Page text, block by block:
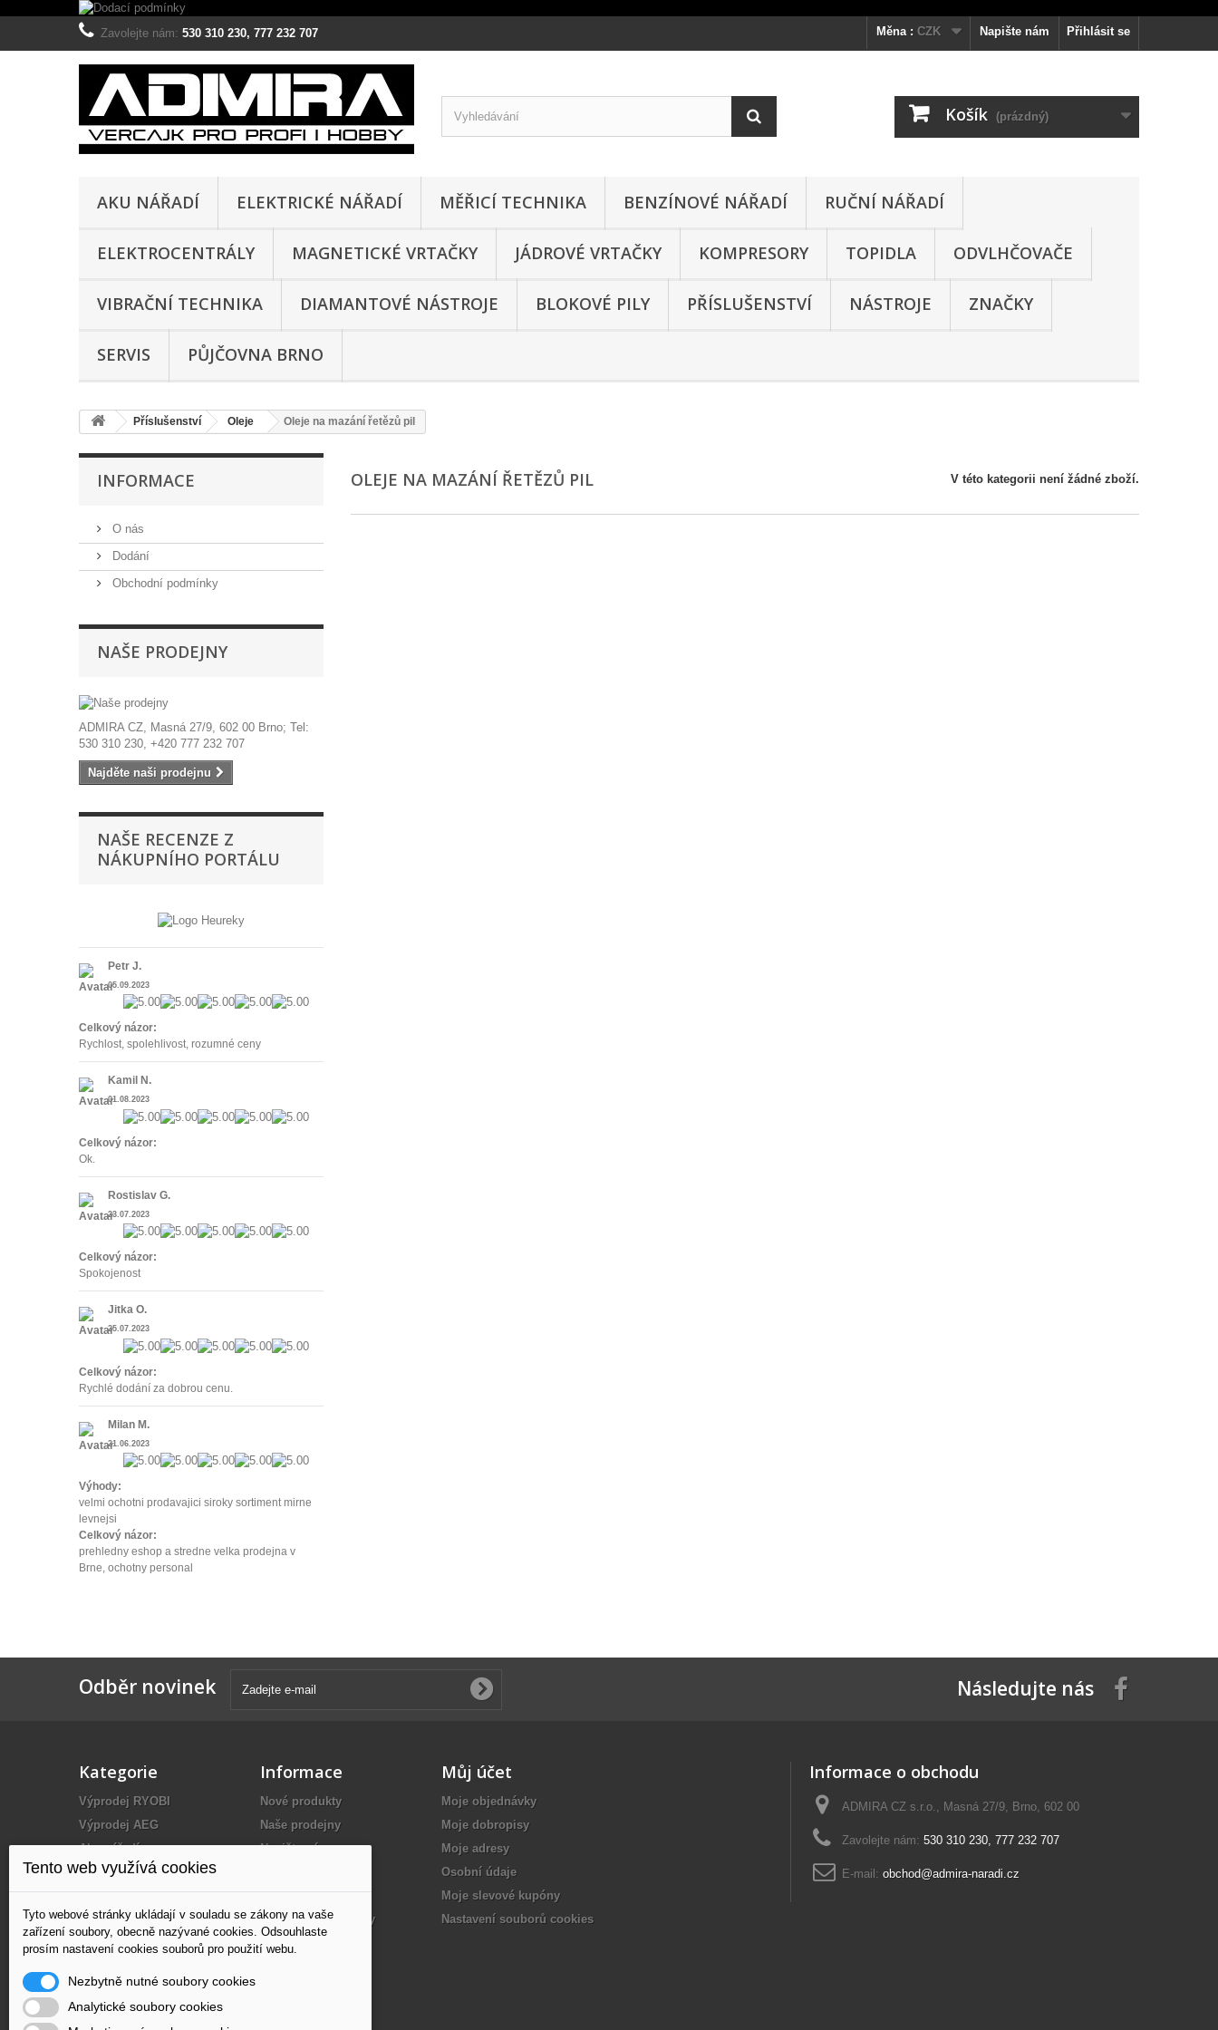
Přihlásit se
Napište nám
Zavolejte nám: 530 310 230, 777 232 707 Měna : CZK
Košík (prázdný)
AKU NÁŘADÍ ELEKTRICKÉ NÁŘADÍ MĚŘICÍ TECHNIKA BENZÍNOVÉ NÁŘADÍ RUČNÍ NÁŘADÍ
ELEKTROCENTRÁLY MAGNETICKÉ VRTAČKY JÁDROVÉ VRTAČKY KOMPRESORY TOPIDLA ODVLHČOVAČE
VIBRAČNÍ TECHNIKA DIAMANTOVÉ NÁSTROJE BLOKOVÉ PILY PŘÍSLUŠENSTVÍ NÁSTROJE ZNAČKY
SERVIS PŮJČOVNA BRNO
Příslušenství Oleje Oleje na mazání řetězů pil
INFORMACE
O nás
Dodání
Obchodní podmínky
NAŠE PRODEJNY
ADMIRA CZ, Masná 27/9, 602 00 Brno; Tel:
530 310 230, +420 777 232 707
Najděte naši prodejnu
NAŠE RECENZE Z
NÁKUPNÍHO PORTÁLU
Petr J.
05.09.2023
Celkový názor:
Rychlost, spolehlivost, rozumné ceny
Kamil N.
01.08.2023
Celkový názor:
Ok.
Rostislav G.
23.07.2023
Celkový názor:
Spokojenost
Jitka O.
25.07.2023
Celkový názor:
Rychlé dodání za dobrou cenu.
Milan M.
21.06.2023
Výhody:
velmi ochotni prodavajici siroky sortiment mirne
levnejsi
Celkový názor:
prehledny eshop a stredne velka prodejna v
Brne, ochotny personal
OLEJE NA MAZÁNÍ ŘETĚZŮ PIL V této kategorii není žádné zboží.
Odběr novinek Následujte nás
Kategorie
Výprodej RYOBI
Výprodej AEG
Aku nářadí
Elektrické nářadí
Benzínové nářadí
Kompresory
Měřící technika
Nástroje
Příslušenství
Informace
Nové produkty
Naše prodejny
Napište nám
Dodání
Obchodní podmínky
Partneři
Můj účet
Moje objednávky
Moje dobropisy
Moje adresy
Osobní údaje
Moje slevové kupóny
Nastavení souborů cookies
Informace o obchodu
ADMIRA CZ s.r.o., Masná 27/9, Brno, 602 00
Zavolejte nám: 530 310 230, 777 232 707
E-mail: obchod@admira-naradi.cz
Tento web využívá cookies
Tyto webové stránky ukládají v souladu se zákony na vaše
zařízení soubory, obecně nazývané cookies. Odsouhlaste
prosím nastavení cookies souborů pro použití webu.
Nezbytně nutné soubory cookies
Analytické soubory cookies